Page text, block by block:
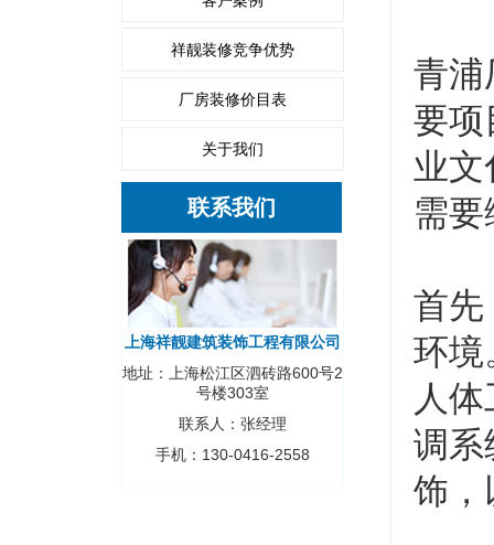
祥靓装修竞争优势
厂房装修价目表
关于我们
联系我们
上海祥靓建筑装饰工程有限公司
地址：上海松江区泗砖路600号2
号楼303室
联系人：张经理
手机：130-0416-2558
青浦
要项
业文
需
首先
环境
人
调系
饰，